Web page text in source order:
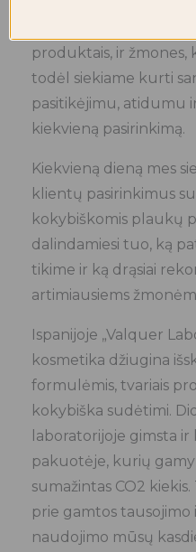
produktais, ir žmones,
todėl siekiame kurti
pasitikėjimu, atidumu
kiekvieną pasirinkimą.
Kiekvieną dieną mes
klientų pasirinkimus
kokybiškomis plaukų
dalindamiesi tuo, ką
tikime ir ką drąsiai
artimiausiems
Ispanijoje „Valquer
kosmetika džiugina
formulėmis, tvariais
kokybiška sudėtimi.
laboratorijoje gimsta
pakuotėje, kurių
sumažintas CO2
prie gamtos
naudojimo mūsų